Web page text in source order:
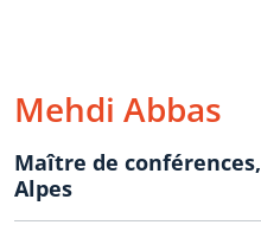
Mehdi Abbas
Maître de conférences,
Alpes